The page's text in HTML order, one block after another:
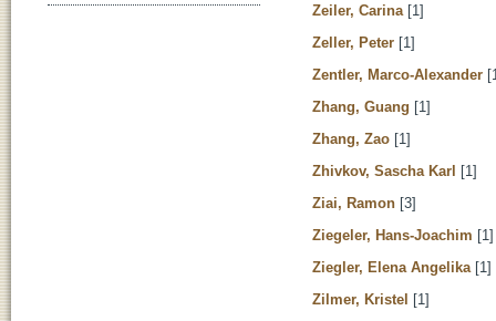
Zeiler, Carina [1]
Zeller, Peter [1]
Zentler, Marco-Alexander
Zhang, Guang [1]
Zhang, Zao [1]
Zhivkov, Sascha Karl [1]
Ziai, Ramon [3]
Ziegeler, Hans-Joachim [1]
Ziegler, Elena Angelika [1]
Zilmer, Kristel [1]